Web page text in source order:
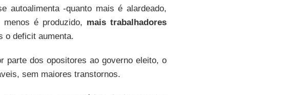
autoalimenta -quanto mais é alardeado,
é produzido, mais trabalhadores
o deficit aumenta.
parte dos opositores ao governo eleito, o
sem maiores transtornos.